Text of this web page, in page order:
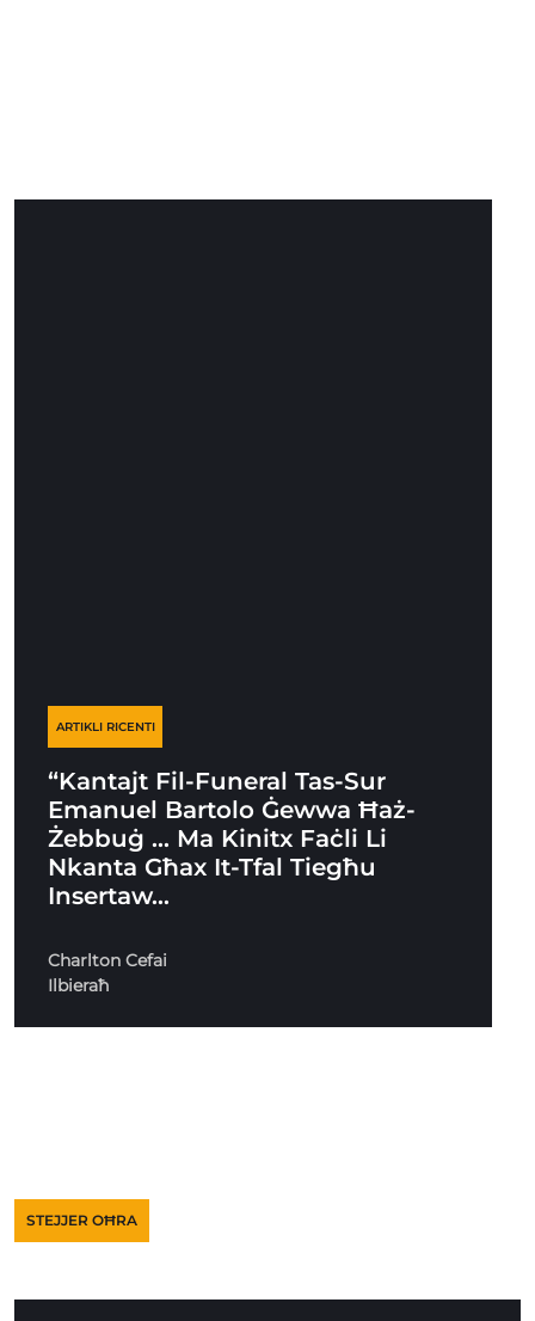
ARTIKLI RICENTI
“Kantajt Fil-Funeral Tas-Sur
Emanuel Bartolo Ġewwa Ħaż-
Żebbuġ … Ma Kinitx Faċli Li
Nkanta Għax It-Tfal Tiegħu
Insertaw…
Charlton Cefai
Ilbieraħ
STEJJER OĦRA